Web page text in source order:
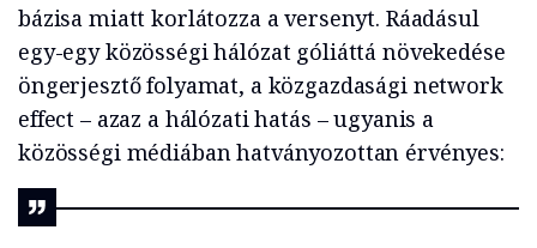
bázisa miatt korlátozza a versenyt. Ráadásul
egy-egy közösségi hálózat góliáttá növekedése
öngerjesztő folyamat, a közgazdasági network
effect – azaz a hálózati hatás – ugyanis a
közösségi médiában hatványozottan érvényes: